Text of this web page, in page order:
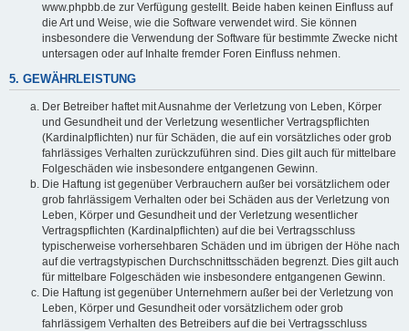
www.phpbb.de zur Verfügung gestellt. Beide haben keinen Einfluss auf
die Art und Weise, wie die Software verwendet wird. Sie können
insbesondere die Verwendung der Software für bestimmte Zwecke nicht
untersagen oder auf Inhalte fremder Foren Einfluss nehmen.
5. GEWÄHRLEISTUNG
Der Betreiber haftet mit Ausnahme der Verletzung von Leben, Körper
und Gesundheit und der Verletzung wesentlicher Vertragspflichten
(Kardinalpflichten) nur für Schäden, die auf ein vorsätzliches oder grob
fahrlässiges Verhalten zurückzuführen sind. Dies gilt auch für mittelbare
Folgeschäden wie insbesondere entgangenen Gewinn.
Die Haftung ist gegenüber Verbrauchern außer bei vorsätzlichem oder
grob fahrlässigem Verhalten oder bei Schäden aus der Verletzung von
Leben, Körper und Gesundheit und der Verletzung wesentlicher
Vertragspflichten (Kardinalpflichten) auf die bei Vertragsschluss
typischerweise vorhersehbaren Schäden und im übrigen der Höhe nach
auf die vertragstypischen Durchschnittsschäden begrenzt. Dies gilt auch
für mittelbare Folgeschäden wie insbesondere entgangenen Gewinn.
Die Haftung ist gegenüber Unternehmern außer bei der Verletzung von
Leben, Körper und Gesundheit oder vorsätzlichem oder grob
fahrlässigem Verhalten des Betreibers auf die bei Vertragsschluss